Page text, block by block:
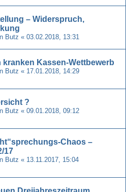
– Widerspruch,
Butz « 03.02.2018, 13:31
kranken Kassen-Wettbewerb
Butz « 17.01.2018, 14:29
?
Butz « 09.01.2018, 09:12
Chaos –
17
Butz « 13.11.2017, 15:04